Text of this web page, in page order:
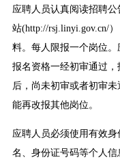
应聘人员认真阅读招聘
站(http://rsj.linyi.gov.cn/
料。每人限报一个岗位。
报名资格一经初审通过，
后，尚未初审或者初审
能再改报其他岗位。
应聘人员必须使用有效
名、身份证号码等个人信